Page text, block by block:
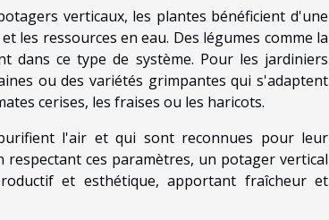
verticaux, les plantes bénéficient d'une
les ressources en eau. Des légumes comme la
dans ce type de système. Pour les jardiniers
ou des variétés grimpantes qui s'adaptent
cerises, les fraises ou les haricots.
l'air et qui sont reconnues pour leur
respectant ces paramètres, un potager vertical
et esthétique, apportant fraîcheur et